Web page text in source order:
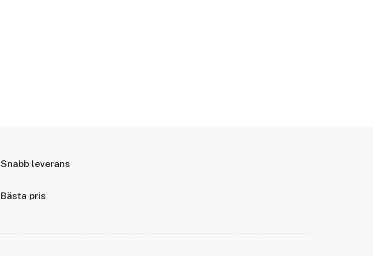
Snabb leverans
Bästa pris